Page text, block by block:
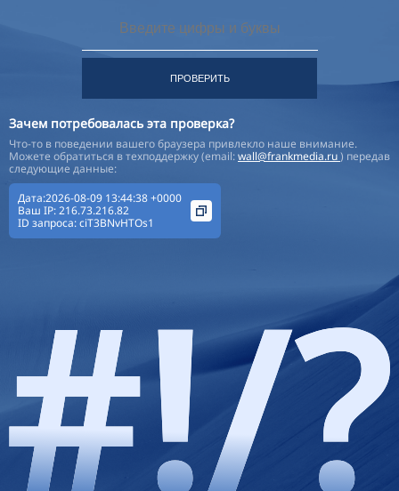
ПРОВЕРИТЬ
Зачем потребовалась эта проверка?
Что-то в поведении вашего браузера привлекло наше внимание.
Можете обратиться в техподдержку (email:wall@frankmedia.ru) передав
следующие данные:
Дата:2026-08-09 13:44:38 +0000
Ваш IP:216.73.216.82
ID запроса:ciT3BNvHTOs1